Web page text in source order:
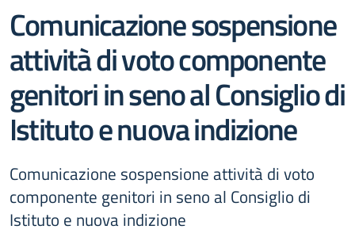
Comunicazione sospensione
attività di voto componente
genitori in seno al Consiglio di
Istituto e nuova indizione
Comunicazione sospensione attività di voto
componente genitori in seno al Consiglio di
Istituto e nuova indizione